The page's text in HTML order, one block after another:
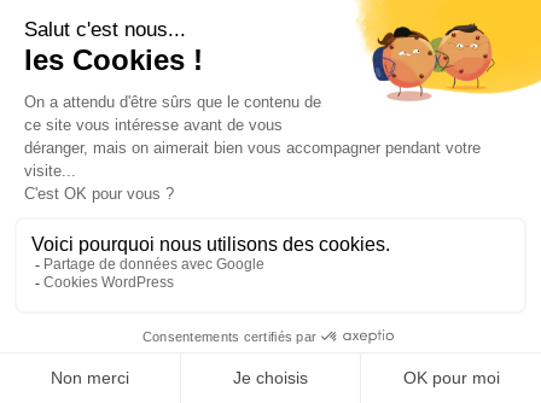
Raf
Rafal
Rafale
Rafaneli
Raffaelo
Raffale
Rafflésia
Raffut
Rafia